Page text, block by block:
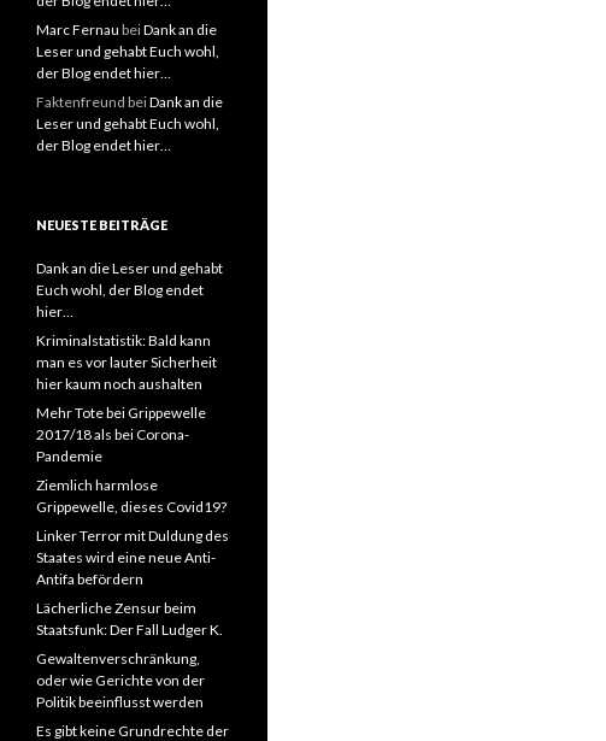
Marc Fernau beiDank an die
Leser und gehabt Euch wohl,
der Blog endet hier…
Faktenfreund beiDank an die
Leser und gehabt Euch wohl,
der Blog endet hier…
NEUESTE BEITRÄGE
Dank an die Leser und gehabt
Euch wohl, der Blog endet
hier…
Kriminalstatistik: Bald kann
man es vor lauter Sicherheit
hier kaum noch aushalten
Mehr Tote bei Grippewelle
2017/18 als bei Corona-
Pandemie
Ziemlich harmlose
Grippewelle, dieses Covid19?
Linker Terror mit Duldung des
Staates wird eine neue Anti-
Antifa befördern
Lächerliche Zensur beim
Staatsfunk: Der Fall Ludger K.
Gewaltenverschränkung,
oder wie Gerichte von der
Politik beeinflusst werden
Es gibt keine Grundrechte der